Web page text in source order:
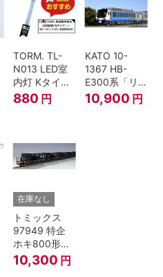
TORM. TL-
N013 LED室
内灯 Kタイ
プ・白色 1本
鉄道模型
880 円
KATO 10-
1367 HB-
E300系「リ
ゾートしらか
み・青池編
10,900 円
在庫なし
トミックス
97949 特企
ホキ800形貨
車 ＪＲ東日本
仕様タイプ 8
10,300 円